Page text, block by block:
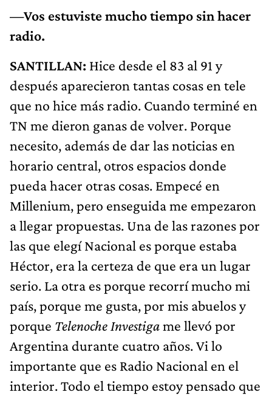
—Vos estuviste mucho tiempo sin hacer
radio.
SANTILLAN: Hice desde el 83 al 91 y
después aparecieron tantas cosas en tele
que no hice más radio. Cuando terminé en
TN me dieron ganas de volver. Porque
necesito, además de dar las noticias en
horario central, otros espacios donde
pueda hacer otras cosas. Empecé en
Millenium, pero enseguida me empezaron
a llegar propuestas. Una de las razones por
las que elegí Nacional es porque estaba
Héctor, era la certeza de que era un lugar
serio. La otra es porque recorrí mucho mi
país, porque me gusta, por mis abuelos y
porque Telenoche Investigame llevó por
Argentina durante cuatro años. Vi lo
importante que es Radio Nacional en el
interior. Todo el tiempo estoy pensado que